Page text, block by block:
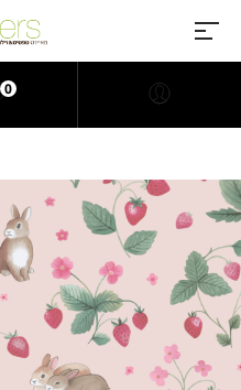
around the
to buy and sell
use smart design
creative skills or
With an
marketplace
with an unlimited
0